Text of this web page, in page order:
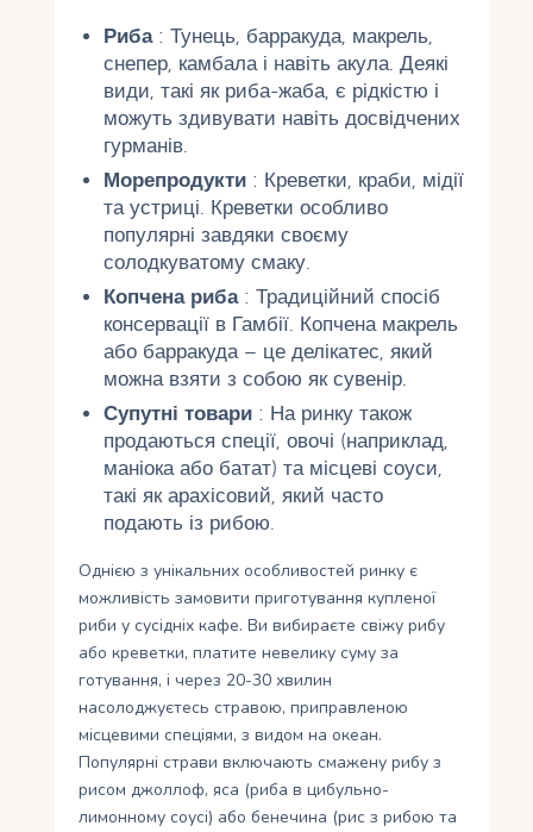
Риба: Тунець, барракуда, макрель,
снепер, камбала і навіть акула. Деякі
види, такі як риба-жаба, є рідкістю і
можуть здивувати навіть досвідчених
гурманів.
Морепродукти: Креветки, краби, мідії
та устриці. Креветки особливо
популярні завдяки своєму
солодкуватому смаку.
Копчена риба: Традиційний спосіб
консервації в Гамбії. Копчена макрель
або барракуда – це делікатес, який
можна взяти з собою як сувенір.
Супутні товари: На ринку також
продаються спеції, овочі (наприклад,
маніока або батат) та місцеві соуси,
такі як арахісовий, який часто
подають із рибою.
Однією з унікальних особливостей ринку є
можливість замовити приготування купленої
риби у сусідніх кафе. Ви вибираєте свіжу рибу
або креветки, платите невелику суму за
готування, і через 20-30 хвилин
насолоджуєтесь стравою, приправленою
місцевими спеціями, з видом на океан.
Популярні страви включають смажену рибу з
рисом джоллоф, яса (риба в цибульно-
лимонному соусі) або бенечина (рис з рибою та